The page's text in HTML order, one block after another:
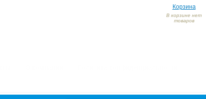
Корзина
В корзине нет
товаров